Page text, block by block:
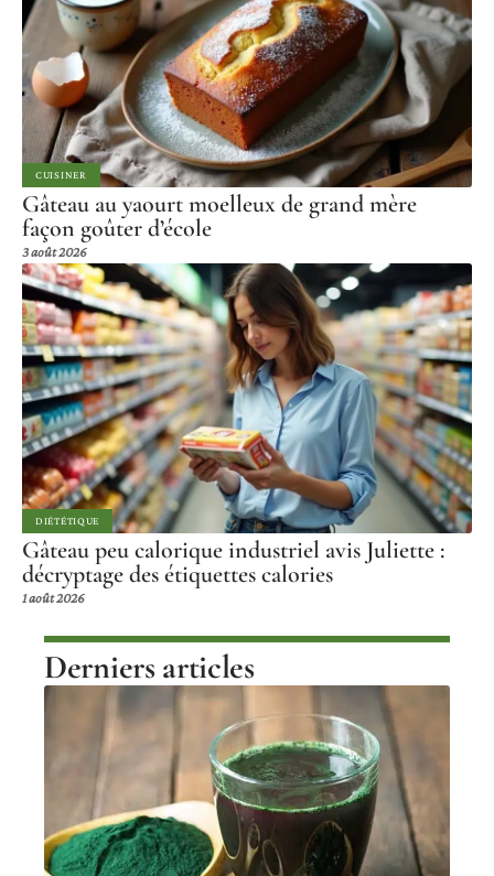
CUISINER
Gâteau au yaourt moelleux de grand mère
façon goûter d’école
3 août 2026
DIÉTÉTIQUE
Gâteau peu calorique industriel avis Juliette :
décryptage des étiquettes calories
1 août 2026
Derniers articles